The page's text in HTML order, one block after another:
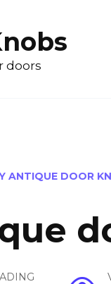
doors
ANTIQUE DOOR